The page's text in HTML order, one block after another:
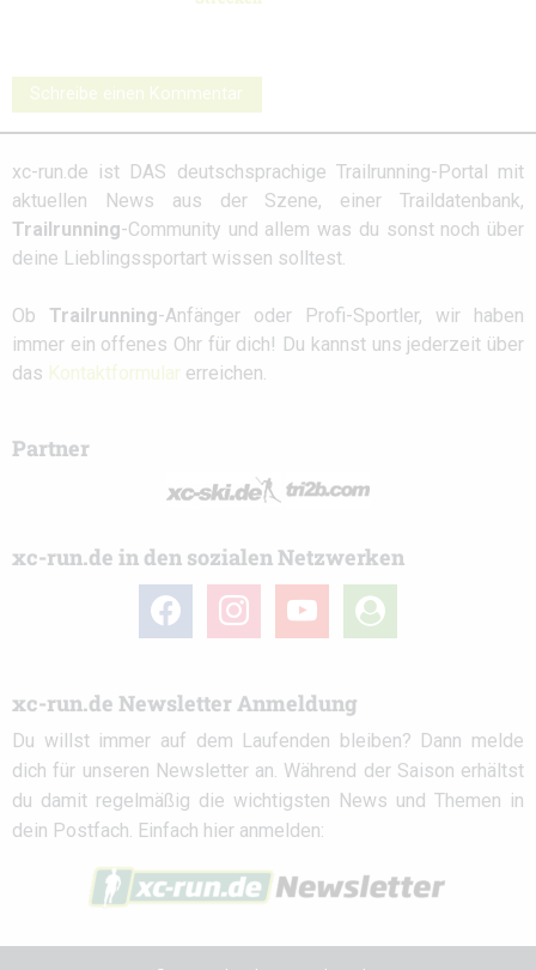
Schreibe einen Kommentar
xc-run.de ist DAS deutschsprachige Trailrunning-Portal mit
aktuellen News aus der Szene, einer Traildatenbank,
Trailrunning-Community und allem was du sonst noch über
deine Lieblingssportart wissen solltest.
Ob Trailrunning-Anfänger oder Profi-Sportler, wir haben
immer ein offenes Ohr für dich! Du kannst uns jederzeit über
das Kontaktformular erreichen.
Partner
xc-run.de in den sozialen Netzwerken
facebook instagramyoutube
user-
circle
xc-run.de Newsletter Anmeldung
Du willst immer auf dem Laufenden bleiben? Dann melde
dich für unseren Newsletter an. Während der Saison erhältst
du damit regelmäßig die wichtigsten News und Themen in
dein Postfach. Einfach hier anmelden: